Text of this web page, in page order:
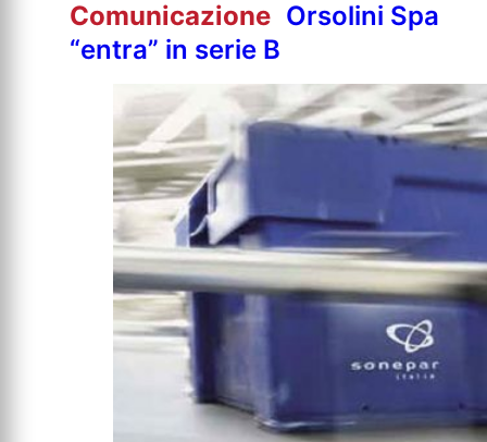
Comunicazione Orsolini Spa
“entra” in serie B